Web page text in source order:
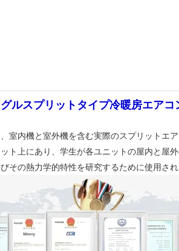
ルスプリットタイプ冷暖房エア
室内機と室外機を含む実際のスプリットエア
ト上にあり、学生が各ユニットの屋内と屋
その熱力学的特性を研究するために使用され